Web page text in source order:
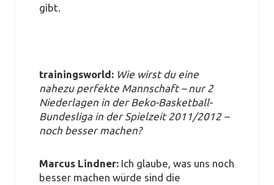
gibt.
trainingsworld: Wie wirst du eine
nahezu perfekte Mannschaft – nur 2
Niederlagen in der Beko-Basketball-
Bundesliga in der Spielzeit 2011/2012 –
noch besser machen?
Marcus Lindner: Ich glaube, was uns noch
besser machen würde sind die